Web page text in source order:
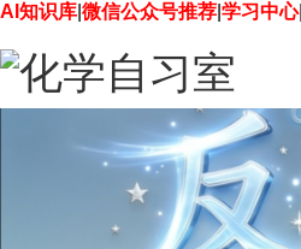
AI知识库 微信公众号推荐 学习中心|